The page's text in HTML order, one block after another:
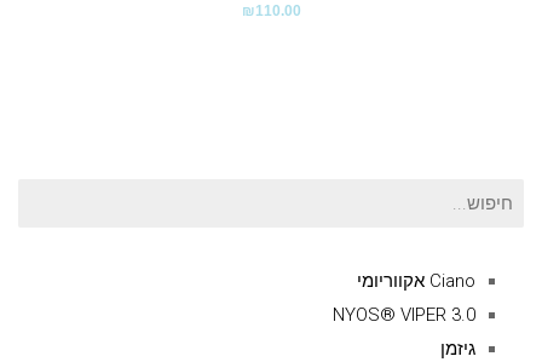
₪110.00
חיפוש
Ciano אקווריומי
NYOS® VIPER 3.0
גיזמן